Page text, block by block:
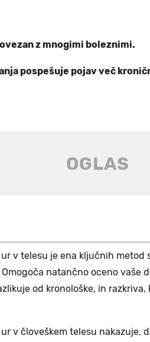
z mnogimi boleznimi.
pospešuje pojav več
v telesu je ena ključnih metod
natančno oceno vaše
od kronološke, in
v človeškem telesu nakazuje,